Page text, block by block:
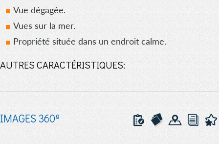
Vue dégagée.
Vues sur la mer.
Propriété située dans un endroit calme.
AUTRES CARACTÉRISTIQUES:
IMAGES 360º